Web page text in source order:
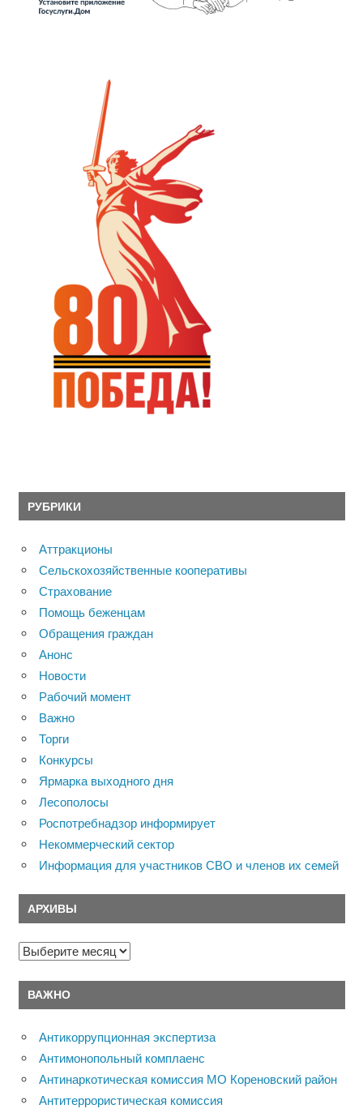
РУБРИКИ
Аттракционы
Сельскохозяйственные кооперативы
Страхование
Помощь беженцам
Обращения граждан
Анонс
Новости
Рабочий момент
Важно
Торги
Конкурсы
Ярмарка выходного дня
Лесополосы
Роспотребнадзор информирует
Некоммерческий сектор
Информация для участников СВО и членов их семей
АРХИВЫ
Архивы
ВАЖНО
Антикоррупционная экспертиза
Антимонопольный комплаенс
Антинаркотическая комиссия МО Кореновский район
Антитеррористическая комиссия